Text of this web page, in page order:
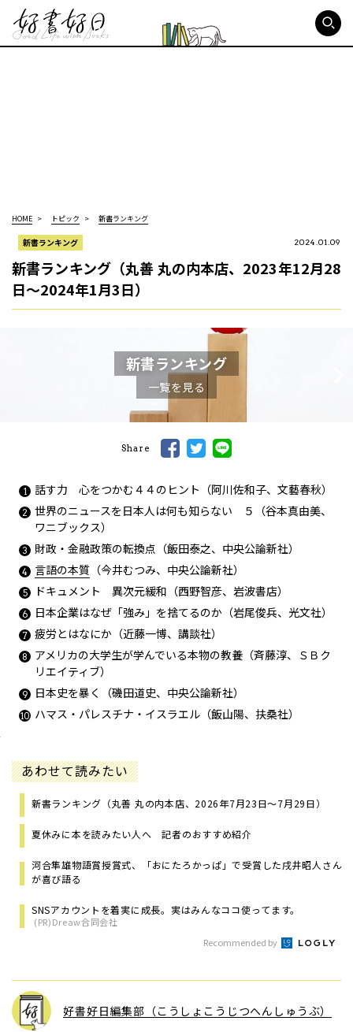
HOME トピック 新書ランキング
新書ランキング 2024.01.09
新書ランキング（丸善 丸の内本店、2023年12月28
日～2024年1月3日）
新書ランキング
一覧を見る
Share
話す力 心をつかむ４４のヒント（阿川佐和子、文藝春秋）
世界のニュースを日本人は何も知らない ５（谷本真由美、
ワニブックス）
財政・金融政策の転換点（飯田泰之、中央公論新社）
言語の本質 （今井むつみ、中央公論新社）
ドキュメント 異次元緩和（西野智彦、岩波書店）
日本企業はなぜ「強み」を捨てるのか（岩尾俊兵、光文社）
疲労とはなにか（近藤一博、講談社）
アメリカの大学生が学んでいる本物の教養（斉藤淳、ＳＢク
リエイティブ）
日本史を暴く（磯田道史、中央公論新社）
ハマス・パレスチナ・イスラエル（飯山陽、扶桑社）
あわせて読みたい
新書ランキング（丸善 丸の内本店、2026年7月23日～7月29日）
夏休みに本を読みたい人へ 記者のおすすめ紹介
河合隼雄物語賞授賞式、「おにたろかっぱ」で受賞した戌井昭人さん
が喜び語る
SNSアカウントを着実に成長。実はみんなココ使ってます。
(PR)Dreaw合同会社
Recommended by
好書好日編集部（こうしょこうじつへんしゅうぶ）